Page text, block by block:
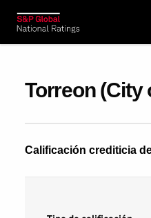
Torreon (City
Calificación crediticia